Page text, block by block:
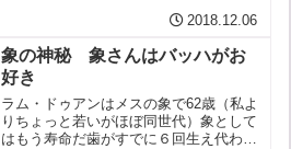
て、甲板を厚くするなどして、戦闘機が
着艦できるように改修。「攻撃型空母」
は自衛のための必要最小限度...
2018.12.06
象の神秘 象さんはバッハがお
好き
ラム・ドゥアンはメスの象で62歳（私よ
りちょっと若いがほぼ同世代）象として
はもう寿命だ歯がすでに６回生え代わっ